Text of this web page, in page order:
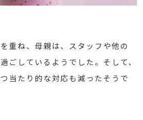
重ね、母親は、スタッフや他の
ごしているようでした。そして、
当たり的な対応も減ったそうで